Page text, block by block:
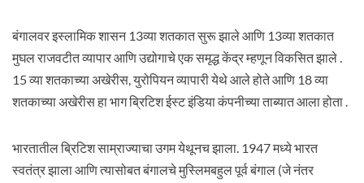
बंगालवर इस्लामिक शासन 13व्या शतकात सुरू झाले आणि 13व्या शतकात
मुघल राजवटीत व्यापार आणि उद्योगाचे एक समृद्ध केंद्र म्हणून विकसित झाले .
15 व्या शतकाच्या अखेरीस, युरोपियन व्यापारी येथे आले होते आणि 18 व्या
शतकाच्या अखेरीस हा भाग ब्रिटिश ईस्ट इंडिया कंपनीच्या ताब्यात आला होता .
भारतातील ब्रिटिश साम्राज्याचा उगम येथूनच झाला. 1947 मध्ये भारत
स्वतंत्र झाला आणि त्यासोबत बंगालचे मुस्लिमबहुल पूर्व बंगाल (जे नंतर